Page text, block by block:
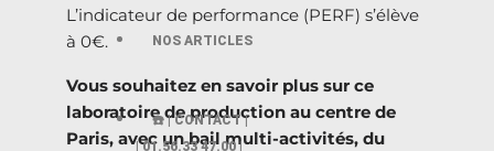
NOS ARTICLES
☎️ | CONTACT |
| 01.56.33 47.00 |
L’indicateur de performance (PERF) s’élève
à 0€.
Vous souhaitez en savoir plus sur ce
laboratoire de production au centre de
Paris, avec un bail multi-activités, du